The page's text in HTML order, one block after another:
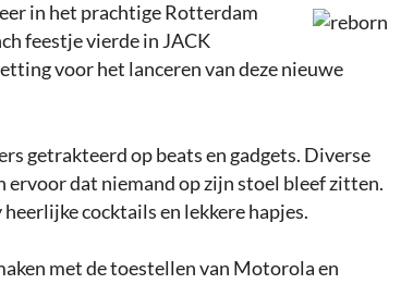
in het prachtige Rotterdam
feestje vierde in JACK
voor het lanceren van deze nieuwe
getrakteerd op beats en gadgets. Diverse
ervoor dat niemand op zijn stoel bleef zitten.
cocktails en lekkere hapjes.
met de toestellen van Motorola en